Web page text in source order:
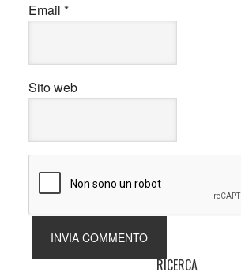
Email *
Sito web
RICERCA